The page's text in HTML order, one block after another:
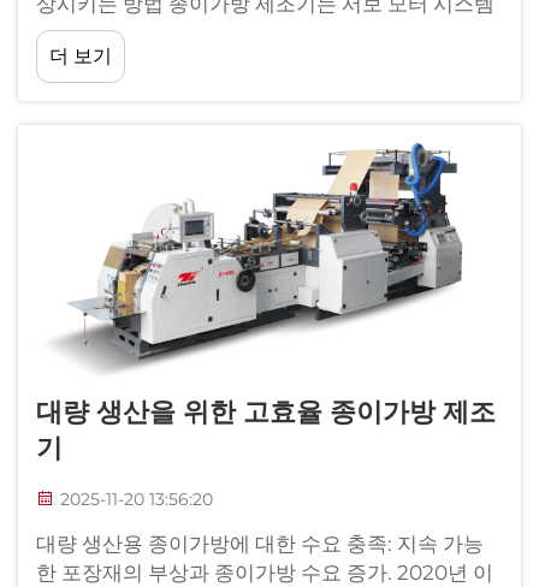
을 갖추면 훨씬 더 원활하게 작동되는데, 이러한 모
터들은 실시간으로 매우 정밀한 제어를 가능하게 하
기 때문입니다. 이러한 시스템은 일반적으로...
더 보기
대량 생산을 위한 고효율 종이가방 제조
기
2025-11-20 13:56:20
대량 생산용 종이가방에 대한 수요 충족: 지속 가능
한 포장재의 부상과 종이가방 수요 증가. 2020년 이